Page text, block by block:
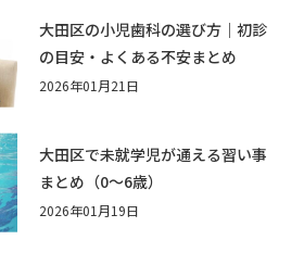
大田区の小児歯科の選び方｜初診
の目安・よくある不安まとめ
2026年01月21日
大田区で未就学児が通える習い事
まとめ（0〜6歳）
2026年01月19日